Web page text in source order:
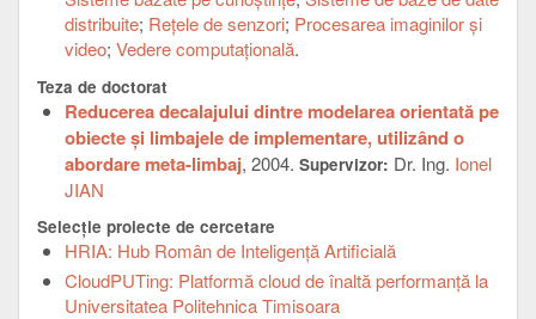
distribuite Reţele de senzori Procesarea imaginilor şi
video Vedere computaţională
Teza de doctorat
Reducerea decalajului dintre modelarea orientată pe
obiecte şi limbajele de implementare, utilizând o
abordare meta-limbaj, 2004. Supervizor: Dr. Ing. Ionel
JIAN
Selecţie proiecte de cercetare
HRIA: Hub Român de Inteligență Artificială
CloudPUTing: Platformă cloud de înaltă performanță la
Universitatea Politehnica Timisoara